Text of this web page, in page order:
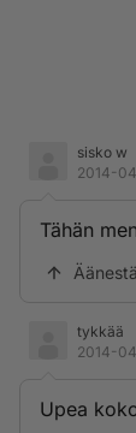
sisko w
2014-
Tähän
Äänestä
tykkää
2014-
Upea